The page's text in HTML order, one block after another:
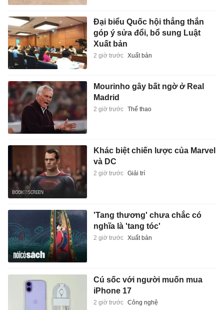
Đại biểu Quốc hội thẳng thắn
góp ý sửa đổi, bổ sung Luật
Xuất bản
2 giờ trước Xuất bản
Mourinho gây bất ngờ ở Real
Madrid
2 giờ trước Thể thao
Khác biệt chiến lược của Marvel
và DC
2 giờ trước Giải trí
'Tang thương' chưa chắc có
nghĩa là 'tang tóc'
2 giờ trước Xuất bản
Cú sốc với người muốn mua
iPhone 17
2 giờ trước Công nghệ